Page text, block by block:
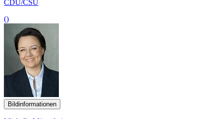
CDU/CSU
()
Bildinformationen